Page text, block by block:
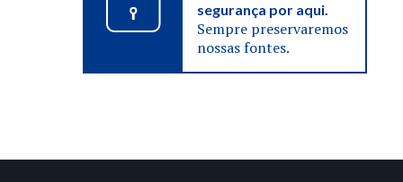
segurança por aqui.
Sempre preservaremos
nossas fontes.